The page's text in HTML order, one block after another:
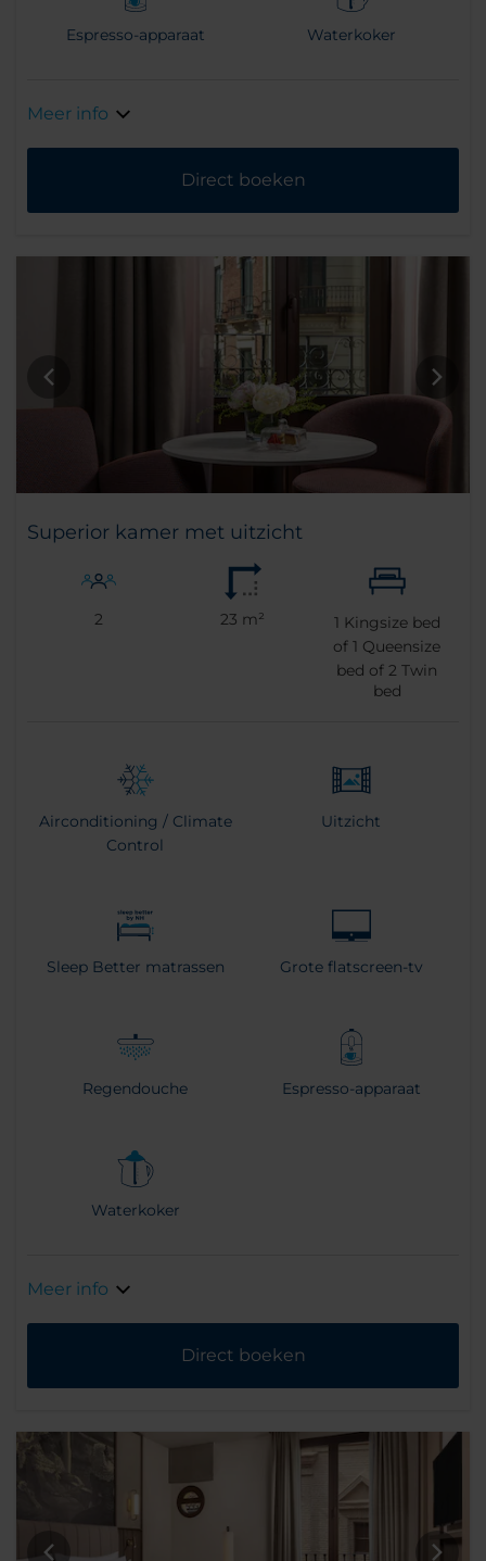
Espresso-apparaat Waterkoker
Meer info
Direct boeken
Superior kamer met uitzicht
2 23 m² 1 Kingsize bed
of1 Queensize
bed of2 Twin
bed
Airconditioning / Climate
Control
Uitzicht
Sleep Better matrassen Grote flatscreen-tv
Regendouche Espresso-apparaat
Waterkoker
Meer info
Direct boeken